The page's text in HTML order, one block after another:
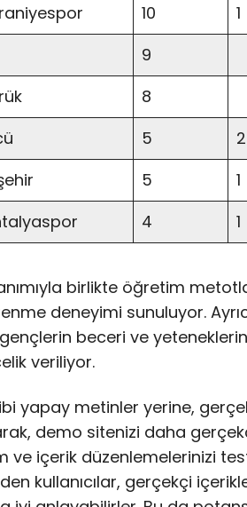
10 1
9
8
5 2
5 1
4 1
birlikte öğretim
deneyimi sunuluyor.
beceri ve
veriliyor.
yapay metinler yerine,
demo sitenizi daha
ve içerik düzenlemelerinizi
kullanıcılar, gerçekçi